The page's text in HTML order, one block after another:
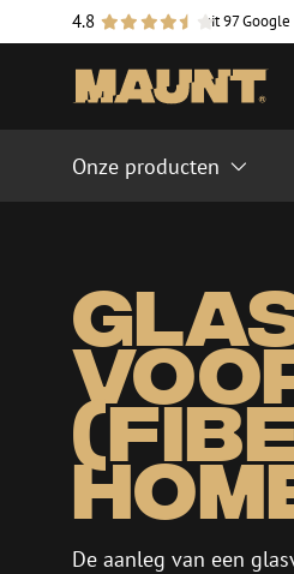
4.8 uit 97
Onze producten
FTTH ODF systeem
LISA ODF systeem
Lasmoffen
Glasvezel goten
Glasvezel buizen
Geleidebuis
HDPE
Multiducts
PE
De aanleg van een